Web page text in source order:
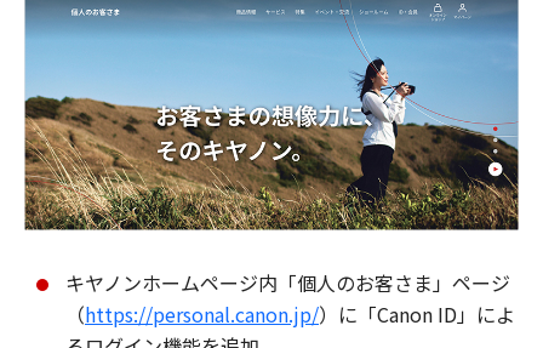
キヤノンホームページ内「個人のお客さま」ページ
（https://personal.canon.jp/）に「Canon ID」によ